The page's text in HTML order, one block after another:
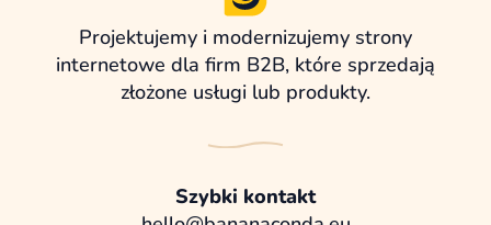
Projektujemy i modernizujemy strony
internetowe dla firm B2B, które sprzedają
złożone usługi lub produkty.
Szybki kontakt